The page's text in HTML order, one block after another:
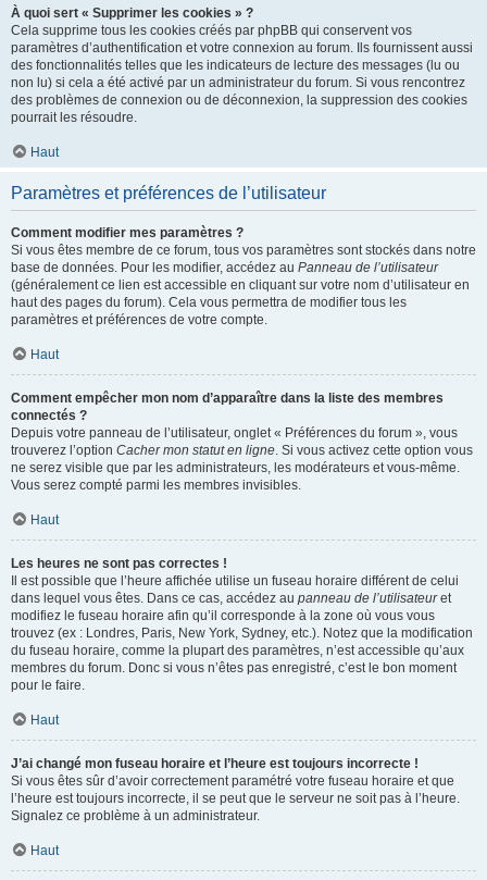
À quoi sert « Supprimer les cookies » ?
Cela supprime tous les cookies créés par phpBB qui conservent vos
paramètres d’authentification et votre connexion au forum. Ils fournissent aussi
des fonctionnalités telles que les indicateurs de lecture des messages (lu ou
non lu) si cela a été activé par un administrateur du forum. Si vous rencontrez
des problèmes de connexion ou de déconnexion, la suppression des cookies
pourrait les résoudre.
Haut
Paramètres et préférences de l’utilisateur
Comment modifier mes paramètres ?
Si vous êtes membre de ce forum, tous vos paramètres sont stockés dans notre
base de données. Pour les modifier, accédez au Panneau de l’utilisateur
(généralement ce lien est accessible en cliquant sur votre nom d’utilisateur en
haut des pages du forum). Cela vous permettra de modifier tous les
paramètres et préférences de votre compte.
Haut
Comment empêcher mon nom d’apparaître dans la liste des membres
connectés ?
Depuis votre panneau de l’utilisateur, onglet « Préférences du forum », vous
trouverez l’option Cacher mon statut en ligne. Si vous activez cette option vous
ne serez visible que par les administrateurs, les modérateurs et vous-même.
Vous serez compté parmi les membres invisibles.
Haut
Les heures ne sont pas correctes !
Il est possible que l’heure affichée utilise un fuseau horaire différent de celui
dans lequel vous êtes. Dans ce cas, accédez au panneau de l’utilisateuret
modifiez le fuseau horaire afin qu’il corresponde à la zone où vous vous
trouvez (ex : Londres, Paris, New York, Sydney, etc.). Notez que la modification
du fuseau horaire, comme la plupart des paramètres, n’est accessible qu’aux
membres du forum. Donc si vous n’êtes pas enregistré, c’est le bon moment
pour le faire.
Haut
J’ai changé mon fuseau horaire et l’heure est toujours incorrecte !
Si vous êtes sûr d’avoir correctement paramétré votre fuseau horaire et que
l’heure est toujours incorrecte, il se peut que le serveur ne soit pas à l’heure.
Signalez ce problème à un administrateur.
Haut